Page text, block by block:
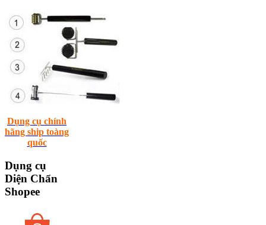
Dụng cụ chính
hãng ship toàng
quốc
Dụng cụ
Diện Chẩn
Shopee